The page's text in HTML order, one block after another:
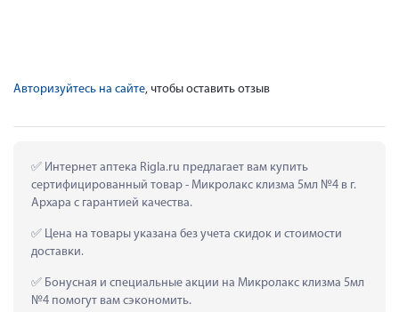
Авторизуйтесь на сайте, чтобы оставить отзыв
Интернет аптека Rigla.ru предлагает вам купить
сертифицированный товар - Микролакс клизма 5мл №4 в г.
Архара с гарантией качества.
Цена на товары указана без учета скидок и стоимости
доставки.
Бонусная и специальные акции на Микролакс клизма 5мл
№4 помогут вам сэкономить.